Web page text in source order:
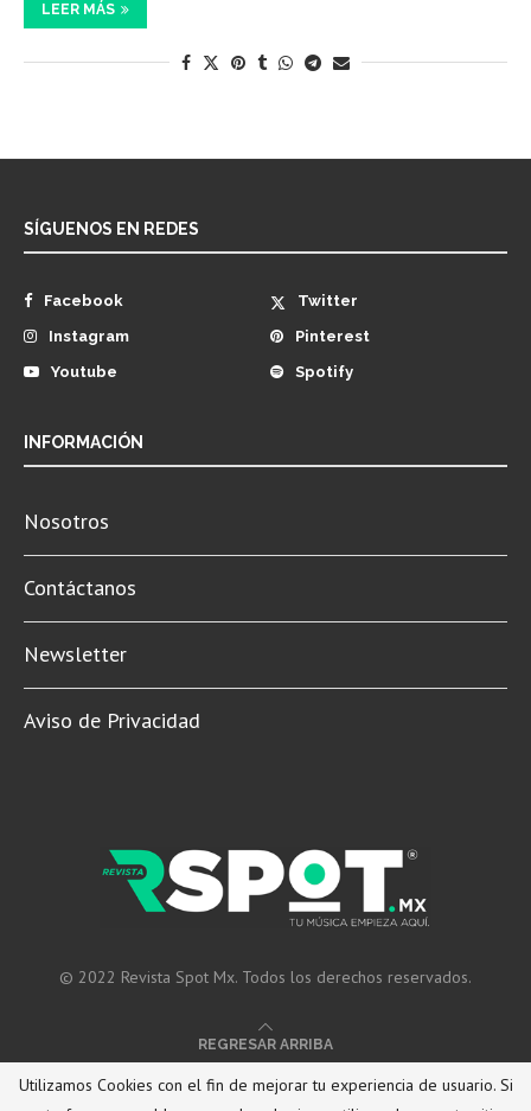
LEER MÁS
SÍGUENOS EN REDES
Facebook
Twitter
Instagram
Pinterest
Youtube
Spotify
INFORMACIÓN
Nosotros
Contáctanos
Newsletter
Aviso de Privacidad
© 2022 Revista Spot Mx. Todos los derechos reservados.
REGRESAR ARRIBA
Utilizamos Cookies con el fin de mejorar tu experiencia de usuario. Si